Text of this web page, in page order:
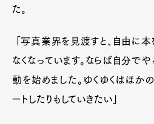
Pen Meet
Pen international
た。
「写真業界を見渡すと、自由に
なくなっています。ならば自分で
動を始めました。ゆくゆくはほか
ートしたりもしていきたい」